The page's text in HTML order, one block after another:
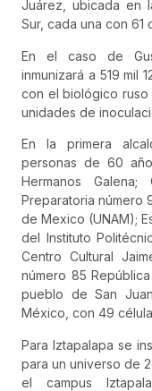
Juárez, ubicada en
Sur, cada una con 61
En el caso de
inmunizará a 519 mil
con el biológico ruso
unidades de
En la primera
personas de 60
Hermanos Galena;
Preparatoria número
de Mexico (UNAM);
del Instituto
Centro Cultural
número 85
pueblo de San
México, con 49
Para Iztapalapa se
para un universo de
el campus